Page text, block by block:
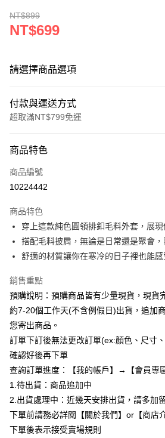
NT$899
NT$699
請選擇商品選項
付款與運送方式
超取滿NT$799免運
信用卡一次付款
超商取貨付款
Apple Pay
街口支付
Google Pay
全支付
【關於「AFTEE先享後付」】
AFTEE先享後付是「在收到商品之後才付款」
便利好安心！
１．簡單：不需註冊會員、不需綁卡、不需儲
２．便利：只要手機號碼，簡訊認證，即可結
３．安心：先確認商品／服務後，再付款。
ATM付款
運送方式
全家付款取貨
每筆NT$85，滿NT$799(含以上)免運費
商品特色
商品編號
10224442
商品特色
穿上這款純色圓領排釦毛料外套，展現
搭配毛料披肩，無論是日常還是聚會，
舒適的材質讓你在寒冷的日子裡也能感
銷售重點
預購說明：預購商品皆有少量現貨，現貨
約7-20個工作天(不含例假日)出貨，追加
您寄出商品。
訂單下訂後無法更改訂單(ex:顏色、尺寸
確認好後再下單
查詢訂單進度：【我的帳戶】→【會員專
1.待出貨：商品追加中
2.出貨處理中：近幾天安排出貨，請多加
下單前請務必詳閱【關於我們】or【商店
下單後表示接受賣場規則